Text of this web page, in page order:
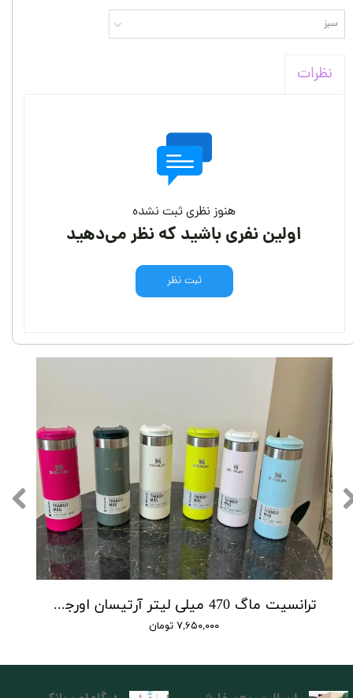
سبز
نظرات
هنوز نظری ثبت نشده
اولین نفری باشید که نظر می‌دهید
ثبت نظر
ترانسیت ماگ 470 میلی لیتر آرتیسان اورجینال استنلی تولید 2025
۷,۶۵۰,۰۰۰ تومان